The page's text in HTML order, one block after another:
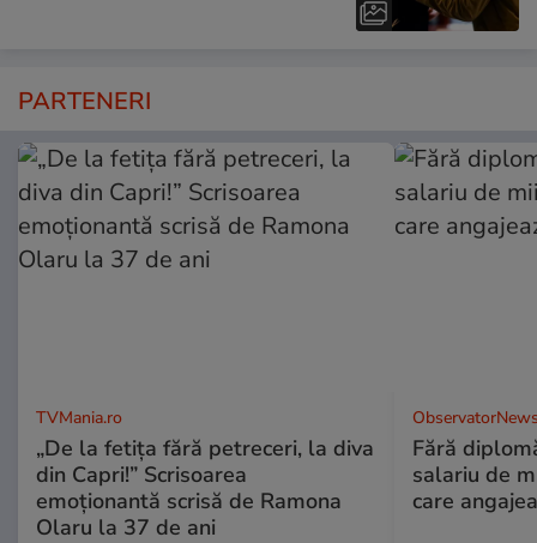
PARTENERI
TVMania.ro
„De la fetița fără petreceri, la diva
din Capri!” Scrisoarea
emoționantă scrisă de Ramona
Olaru la 37 de ani
Fără
salariu de
care